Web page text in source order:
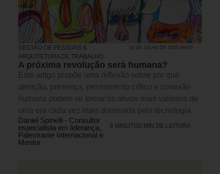
GESTÃO DE PESSOAS &
ARQUITETURA DE TRABALHO
31 DE JULHO DE 2026 08H00
A próxima revolução será humana?
Este artigo propõe uma reflexão sobre por que
atenção, presença, pensamento crítico e conexão
humana podem se tornar os ativos mais valiosos de
uma era cada vez mais dominada pela tecnologia.
Daniel Spinelli - Consultor
especialista em liderança,
Palestrante Internacional e
Mentor
6 MINUTOS MIN DE LEITURA